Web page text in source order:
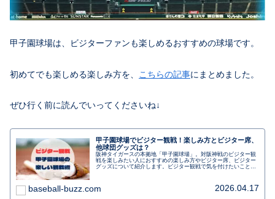
甲子園球場は、ビジターファンも楽しめるおすすめの球場です。
初めてでも楽しめる楽しみ方を、 こちらの記事にまとめました。
ぜひ行く前に読んでいってくださいね↓
甲子園球場でビジター観戦！楽しみ方とビジター席、
他球団グッズは？
阪神タイガースの本拠地「甲子園球場」。対阪神戦のビジター観
戦を楽しみたい人におすすめの楽しみ方やビジター席、ビジター
グッズについて紹介します。ビジター観戦で気を付けたいことや
baseball-buzz.com 2026.04.17